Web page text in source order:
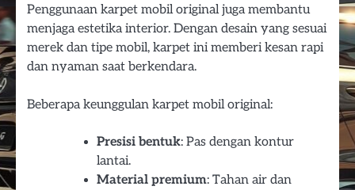
Penggunaan karpet mobil original juga membantu
menjaga estetika interior. Dengan desain yang sesuai
merek dan tipe mobil, karpet ini memberi kesan rapi
dan nyaman saat berkendara.
Beberapa keunggulan karpet mobil original:
Presisi bentuk: Pas dengan kontur
lantai.
Material premium: Tahan air dan